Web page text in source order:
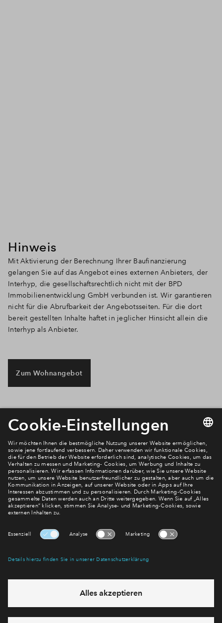
Hinweis
Mit Aktivierung der Berechnung Ihrer Baufinanzierung
gelangen Sie auf das Angebot eines externen Anbieters, der
Interhyp, die gesellschaftsrechtlich nicht mit der BPD
Immobilienentwicklung GmbH verbunden ist. Wir garantieren
nicht für die Abrufbarkeit der Angebotsseiten. Für die dort
bereit gestellten Inhalte haftet in jeglicher Hinsicht allein die
Interhyp als Anbieter.
Zum Wohnangebot
Newsletter Anmeldung
Verpassen Sie zu diesem Wohnprojekt keine Neuigkeiten
mehr! Wir halten Sie auf dem Laufenden – mit unserem
regelmäßig erscheinenden Newsletter informieren wir Sie
über den Stand dieses und weiterer Neubauprojekte.
Abonnieren
für unsereDatenschutzerklärung